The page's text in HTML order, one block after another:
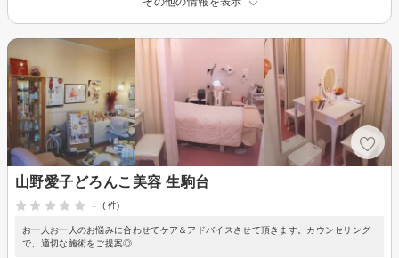
山野愛子どろんこ美容 生駒台
-
(-件)
お一人お一人のお悩みに合わせてケア＆アドバイスさせて頂きます。カウンセリング
で、適切な施術をご提案◎